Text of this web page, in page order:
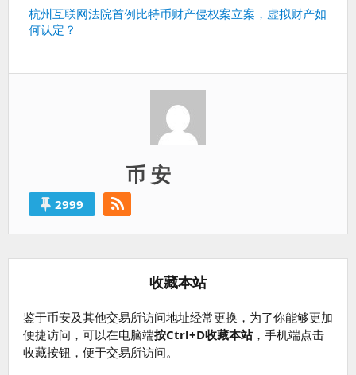
下
一
杭州互联网法院首例比特币财产侵权案立案，虚拟财产如
何认定？
币 安
2999
收藏本站
鉴于币安及其他交易所访问地址经常更换，为了你能够更加
便捷访问，可以在电脑端按Ctrl+D收藏本站，手机端点击
收藏按钮，便于交易所访问。